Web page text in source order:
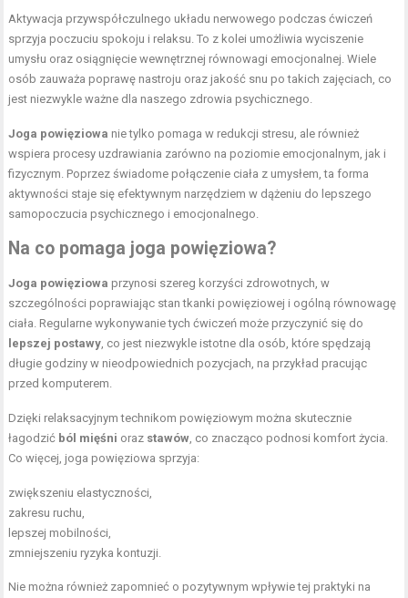
Aktywacja przywspółczulnego układu nerwowego podczas ćwiczeń
sprzyja poczuciu spokoju i relaksu. To z kolei umożliwia wyciszenie
umysłu oraz osiągnięcie wewnętrznej równowagi emocjonalnej. Wiele
osób zauważa poprawę nastroju oraz jakość snu po takich zajęciach, co
jest niezwykle ważne dla naszego zdrowia psychicznego.
Joga powięziowa nie tylko pomaga w redukcji stresu, ale również
wspiera procesy uzdrawiania zarówno na poziomie emocjonalnym, jak i
fizycznym. Poprzez świadome połączenie ciała z umysłem, ta forma
aktywności staje się efektywnym narzędziem w dążeniu do lepszego
samopoczucia psychicznego i emocjonalnego.
Na co pomaga joga powięziowa?
Joga powięziowa przynosi szereg korzyści zdrowotnych, w
szczególności poprawiając stan tkanki powięziowej i ogólną równowagę
ciała. Regularne wykonywanie tych ćwiczeń może przyczynić się do
lepszej postawy , co jest niezwykle istotne dla osób, które spędzają
długie godziny w nieodpowiednich pozycjach, na przykład pracując
przed komputerem.
Dzięki relaksacyjnym technikom powięziowym można skutecznie
łagodzić ból mięśni oraz stawów , co znacząco podnosi komfort życia.
Co więcej, joga powięziowa sprzyja:
zwiększeniu elastyczności,
zakresu ruchu,
lepszej mobilności,
zmniejszeniu ryzyka kontuzji.
Nie można również zapomnieć o pozytywnym wpływie tej praktyki na